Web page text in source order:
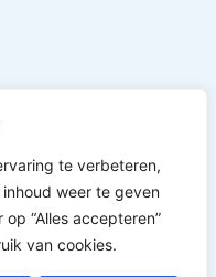
te verbeteren,
weer te geven
“Alles accepteren”
van cookies.